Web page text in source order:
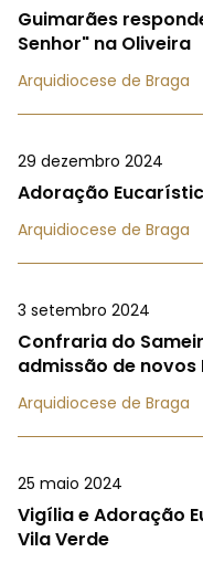
Guimarães
Senhor" na Oliveira
Arquidiocese de Braga
29 dezembro 2024
Adoração
Arquidiocese de Braga
3 setembro 2024
Confraria do
admissão de novos
Arquidiocese de Braga
25 maio 2024
Vigília e Adoração
Vila Verde